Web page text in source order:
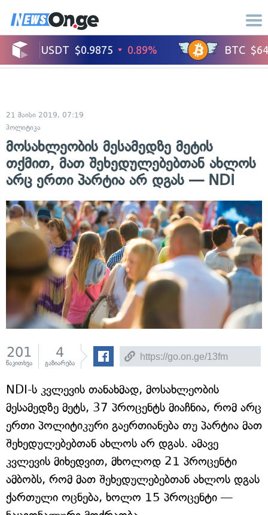
21 მაისი 2019, 07:19
პოლიტიკა
მოსახლეობის მესამედზე მეტის
თქმით, მათ შეხედულებებთან ახლოს
არც ერთი პარტია არ დგას — NDI
201
წაკითხვა
4
გაზიარება
NDI-ს კვლევის თანახმად, მოსახლეობის
მესამედზე მეტს, 37 პროცენტს მიაჩნია, რომ არც
ერთი პოლიტიკური გაერთიანება თუ პარტია მათ
შეხედულებებთან ახლოს არ დგას. ამავე
კვლევის მიხედვით, მხოლოდ 21 პროცენტი
ამბობს, რომ მათ შეხედულებებთან ახლოს დგას
ქართული ოცნება, ხოლო 15 პროცენტი —